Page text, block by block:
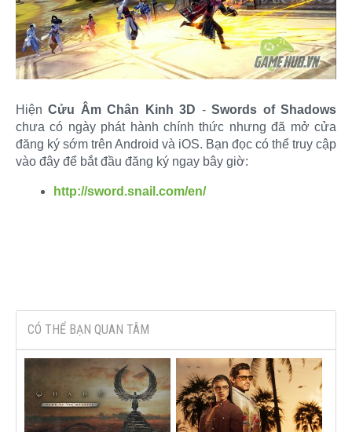
HiệnCửu Âm Chân Kinh 3D -Swords of Shadows
chưa có ngày phát hành chính thức nhưng đã mở cửa
đăng ký sớm trên Android và iOS. Bạn đọc có thể truy cập
vào đây để bắt đầu đăng ký ngay bây giờ:​
http://sword.snail.com/en/
CÓ THỂ BẠN QUAN TÂM